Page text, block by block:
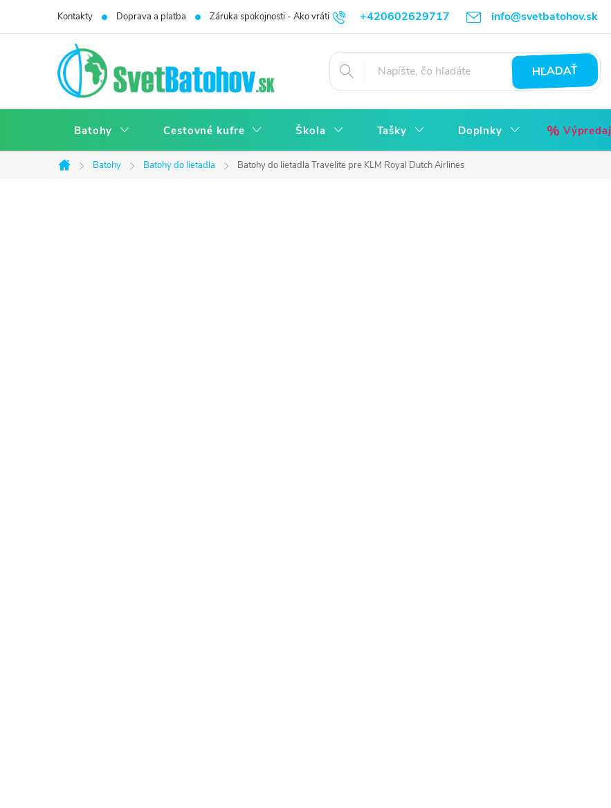
+420602629717 info@svetbatohov.sk
Kontakty Doprava a platba Záruka spokojnosti - Ako vrátiť Všetko o Nákupu Napíšte nám Reklamácia bez starostí
HĽADAŤ
Batohy Cestovné kufre Škola Tašky Doplnky Výpredaj
Domov
Batohy Batohy do lietadla Batohy do lietadla Travelite pre KLM Royal Dutch Airlines